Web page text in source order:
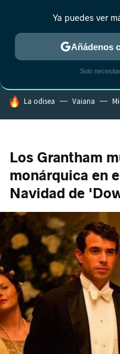
MENÚ
ESTRENOS
HOY SE HABLA DE
La odisea Vaiana
Los Grantham
monárquica en
Navidad de
Ya puedes ver
Añádenos
Solo